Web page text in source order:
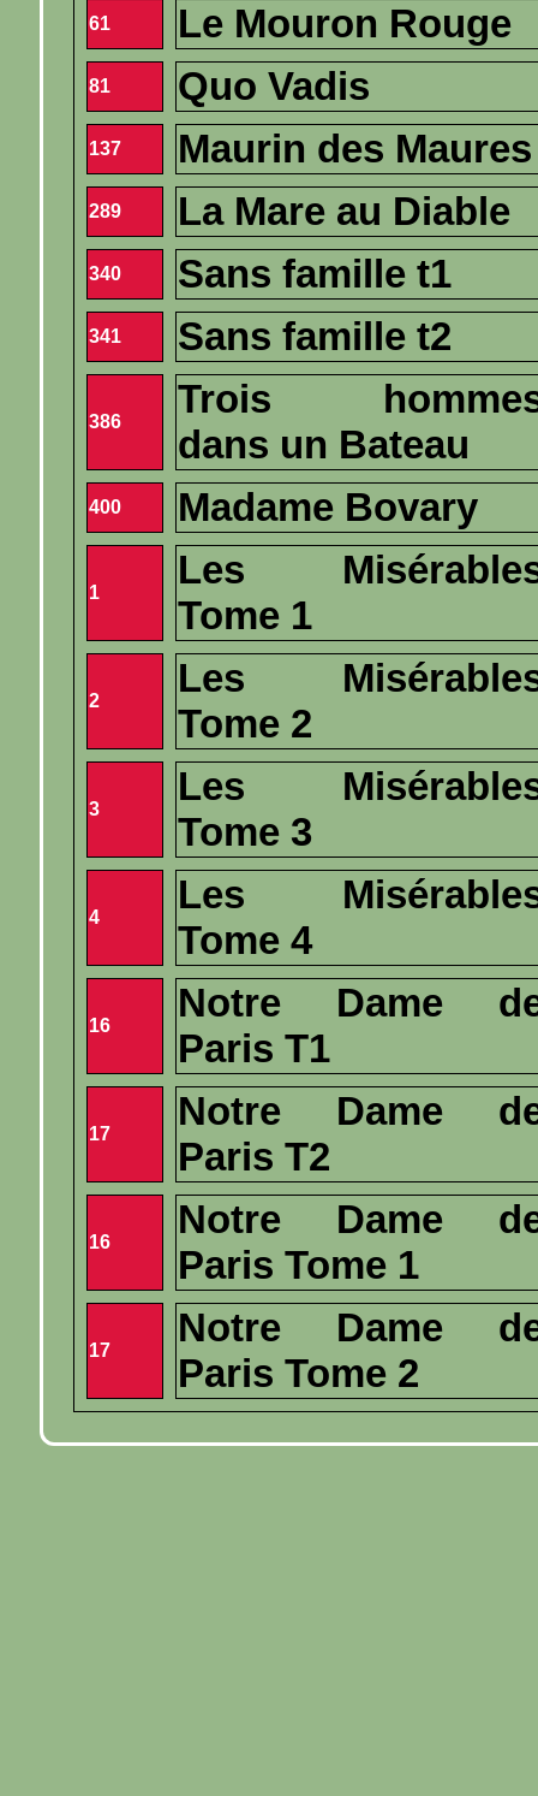
61 Le Mouron Rouge
81 Quo Vadis
137 Maurin des Maures
289 La Mare au Diable
340 Sans famille t1
341 Sans famille t2
386
Trois
dans un Bateau
400 Madame Bovary
1
Les
Tome 1
2
Les
Tome 2
3
Les
Tome 3
4
Les
Tome 4
16
Notre Dame
Paris T1
17
Notre Dame
Paris T2
16
Notre Dame
Paris Tome 1
17
Notre Dame
Paris Tome 2